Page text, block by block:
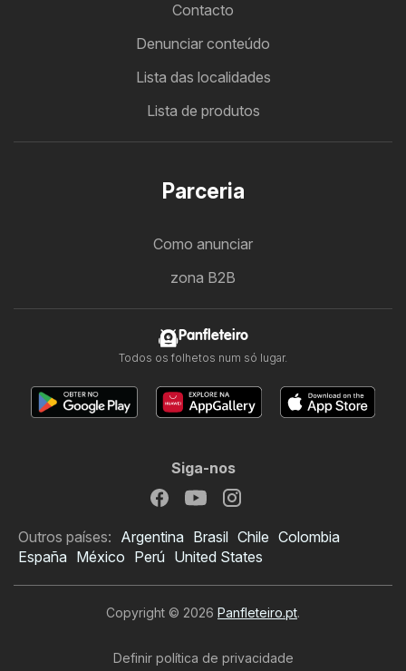
Contacto
Denunciar conteúdo
Lista das localidades
Lista de produtos
Parceria
Como anunciar
zona B2B
Panfleteiro
Todos os folhetos num só lugar.
Siga-nos
Outros países: Argentina Brasil Chile Colombia
España México Perú United States
Copyright © 2026 Panfleteiro.pt.
Definir política de privacidade